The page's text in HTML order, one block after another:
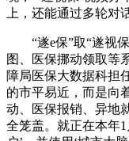
上，还能通过多轮对
“遂e保”取“遂视保
图、医保挪动领取等
障局医保大数据科担
的市平易近，而是向
动、医保报销、异地
全笼盖。就正在本年